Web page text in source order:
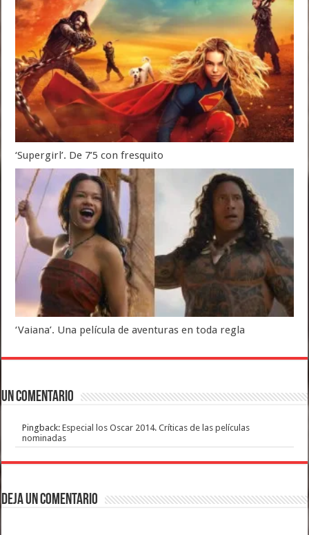
‘Supergirl’. De 7’5 con fresquito
‘Vaiana’. Una película de aventuras en toda regla
Un comentario
Pingback:Especial los Oscar 2014. Críticas de las películas
nominadas
Deja un comentario